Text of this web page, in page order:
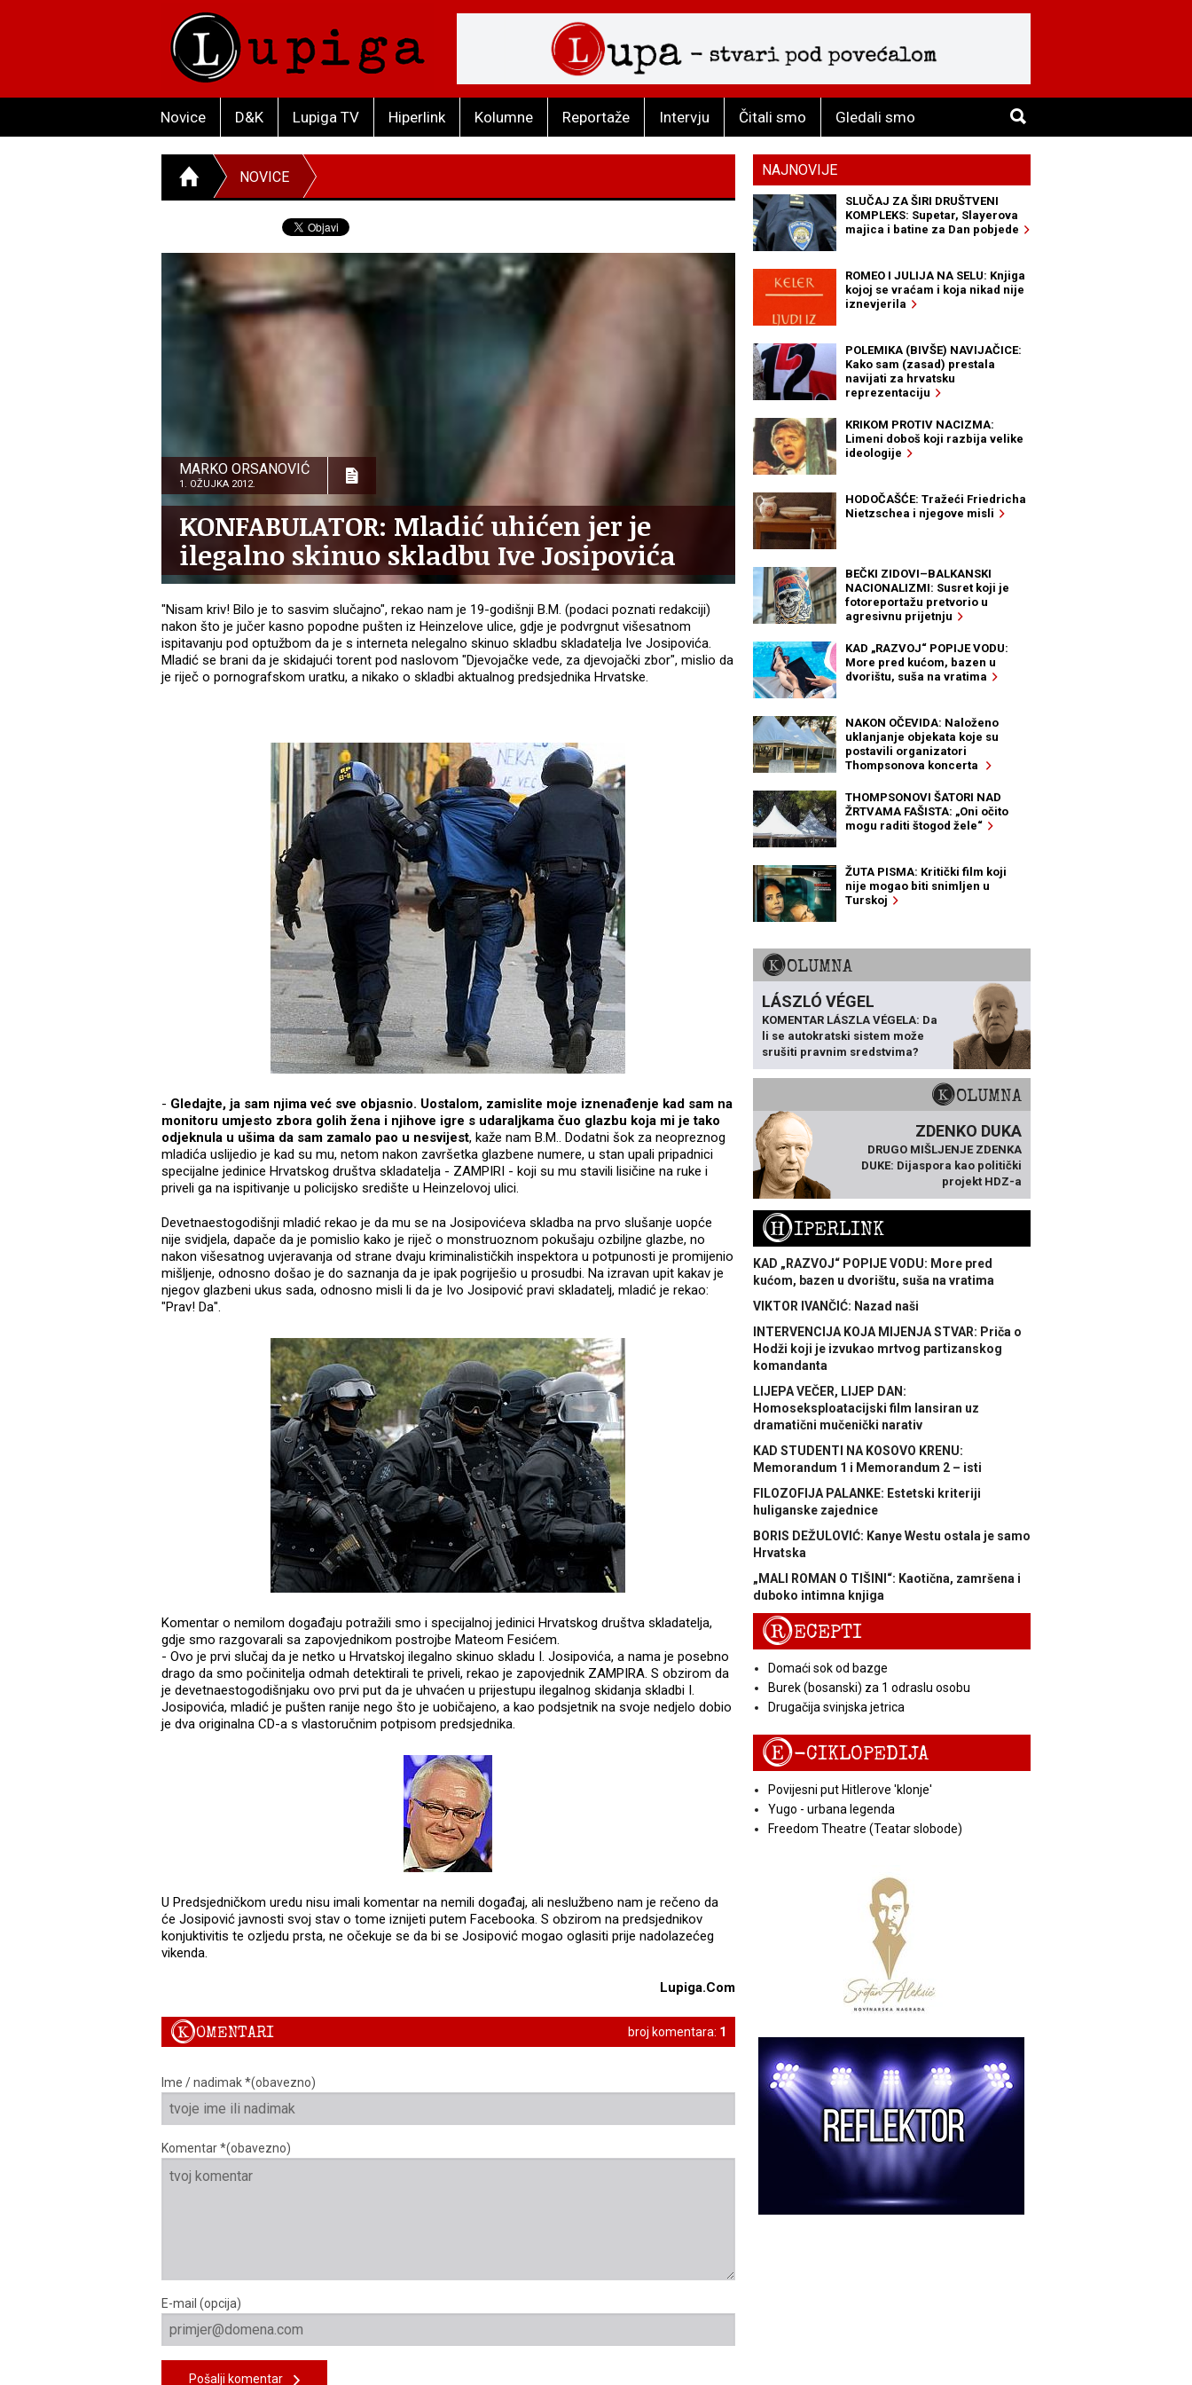
Novice D&K Lupiga TV Hiperlink Kolumne Reportaže Intervju Čitali smo Gledali smo
NOVICE
MARKO ORSANOVIĆ
1. OŽUJKA 2012.
KONFABULATOR: Mladić uhićen jer je
ilegalno skinuo skladbu Ive Josipovića
"Nisam kriv! Bilo je to sasvim slučajno", rekao nam je 19-godišnji B.M. (podaci poznati redakciji)
nakon što je jučer kasno popodne pušten iz Heinzelove ulice, gdje je podvrgnut višesatnom
ispitavanju pod optužbom da je s interneta nelegalno skinuo skladbu skladatelja Ive Josipovića.
Mladić se brani da je skidajući torent pod naslovom "Djevojačke vede, za djevojački zbor", mislio da
je riječ o pornografskom uratku, a nikako o skladbi aktualnog predsjednika Hrvatske.
- Gledajte, ja sam njima već sve objasnio. Uostalom, zamislite moje iznenađenje kad sam na
monitoru umjesto zbora golih žena i njihove igre s udaraljkama čuo glazbu koja mi je tako
odjeknula u ušima da sam zamalo pao u nesvijest, kaže nam B.M.. Dodatni šok za neopreznog
mladića uslijedio je kad su mu, netom nakon završetka glazbene numere, u stan upali pripadnici
specijalne jedinice Hrvatskog društva skladatelja - ZAMPIRI - koji su mu stavili lisičine na ruke i
priveli ga na ispitivanje u policijsko središte u Heinzelovoj ulici.
Devetnaestogodišnji mladić rekao je da mu se na Josipovićeva skladba na prvo slušanje uopće
nije svidjela, dapače da je pomislio kako je riječ o monstruoznom pokušaju ozbiljne glazbe, no
nakon višesatnog uvjeravanja od strane dvaju kriminalističkih inspektora u potpunosti je promijenio
mišljenje, odnosno došao je do saznanja da je ipak pogriješio u prosudbi. Na izravan upit kakav je
njegov glazbeni ukus sada, odnosno misli li da je Ivo Josipović pravi skladatelj, mladić je rekao:
"Prav! Da".
Komentar o nemilom događaju potražili smo i specijalnoj jedinici Hrvatskog društva skladatelja,
gdje smo razgovarali sa zapovjednikom postrojbe Mateom Fesićem.
- Ovo je prvi slučaj da je netko u Hrvatskoj ilegalno skinuo skladu I. Josipovića, a nama je posebno
drago da smo počinitelja odmah detektirali te priveli, rekao je zapovjednik ZAMPIRA. S obzirom da
je devetnaestogodišnjaku ovo prvi put da je uhvaćen u prijestupu ilegalnog skidanja skladbi I.
Josipovića, mladić je pušten ranije nego što je uobičajeno, a kao podsjetnik na svoje nedjelo dobio
je dva originalna CD-a s vlastoručnim potpisom predsjednika.
U Predsjedničkom uredu nisu imali komentar na nemili događaj, ali neslužbeno nam je rečeno da
će Josipović javnosti svoj stav o tome iznijeti putem Facebooka. S obzirom na predsjednikov
konjuktivitis te ozljedu prsta, ne očekuje se da bi se Josipović mogao oglasiti prije nadolazećeg
vikenda.
Lupiga.Com
broj komentara: 1
KOMENTARI
Ime / nadimak *(obavezno)
Komentar *(obavezno)
E-mail (opcija)
Pošalji komentar
NAJNOVIJE
SLUČAJ ZA ŠIRI DRUŠTVENI
KOMPLEKS: Supetar, Slayerova
majica i batine za Dan pobjede
ROMEO I JULIJA NA SELU: Knjiga
kojoj se vraćam i koja nikad nije
iznevjerila
POLEMIKA (BIVŠE) NAVIJAČICE:
Kako sam (zasad) prestala
navijati za hrvatsku
reprezentaciju
KRIKOM PROTIV NACIZMA:
Limeni doboš koji razbija velike
ideologije
HODOČAŠĆE: Tražeći Friedricha
Nietzschea i njegove misli
BEČKI ZIDOVI–BALKANSKI
NACIONALIZMI: Susret koji je
fotoreportažu pretvorio u
agresivnu prijetnju
KAD „RAZVOJ“ POPIJE VODU:
More pred kućom, bazen u
dvorištu, suša na vratima
NAKON OČEVIDA: Naloženo
uklanjanje objekata koje su
postavili organizatori
Thompsonova koncerta
THOMPSONOVI ŠATORI NAD
ŽRTVAMA FAŠISTA: „Oni očito
mogu raditi štogod žele“
ŽUTA PISMA: Kritički film koji
nije mogao biti snimljen u
Turskoj
KOLUMNA
LÁSZLÓ VÉGEL
KOMENTAR LÁSZLA VÉGELA: Da
li se autokratski sistem može
srušiti pravnim sredstvima?
KOLUMNA
ZDENKO DUKA
DRUGO MIŠLJENJE ZDENKA
DUKE: Dijaspora kao politički
projekt HDZ-a
HIPERLINK
KAD „RAZVOJ“ POPIJE VODU: More pred
kućom, bazen u dvorištu, suša na vratima
VIKTOR IVANČIĆ: Nazad naši
INTERVENCIJA KOJA MIJENJA STVAR: Priča o
Hodži koji je izvukao mrtvog partizanskog
komandanta
LIJEPA VEČER, LIJEP DAN:
Homoseksploatacijski film lansiran uz
dramatični mučenički narativ
KAD STUDENTI NA KOSOVO KRENU:
Memorandum 1 i Memorandum 2 – isti
FILOZOFIJA PALANKE: Estetski kriteriji
huliganske zajednice
BORIS DEŽULOVIĆ: Kanye Westu ostala je samo
Hrvatska
„MALI ROMAN O TIŠINI“: Kaotična, zamršena i
duboko intimna knjiga
RECEPTI
Domaći sok od bazge
Burek (bosanski) za 1 odraslu osobu
Drugačija svinjska jetrica
E-CIKLOPEDIJA
Povijesni put Hitlerove 'klonje'
Yugo - urbana legenda
Freedom Theatre (Teatar slobode)